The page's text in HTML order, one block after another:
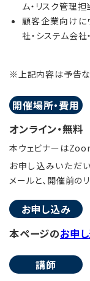
ム・リスク管理
顧客企業向けに
社・システム会
※上記内容は予告な
開催場所・費用
オンライン・無料
本ウェビナーは
お申し込みいただ
メールと、開催前の
お申し込み
本ページのお申
講師